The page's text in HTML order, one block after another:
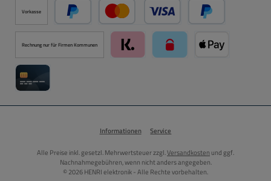
Vorkasse
PayPal Kredit- oder Debitkarte über PayPal
Rechnung nur für Firmen Kommunen
Informationen Service
Alle Preise inkl. gesetzl. Mehrwertsteuer zzgl.Versandkosten und ggf.
Nachnahmegebühren, wenn nicht anders angegeben.
© 2026 HENRI elektronik - Alle Rechte vorbehalten.